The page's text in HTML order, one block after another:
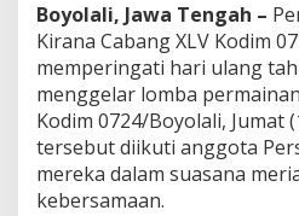
a
i
a
n
T
r
a
d
Boyolali, Jawa Tengah –
Kirana Cabang XLV Kodim
memperingati hari ulang
menggelar lomba
Kodim 0724/Boyolali, Jumat
tersebut diikuti anggota
mereka dalam suasana
kebersamaan.